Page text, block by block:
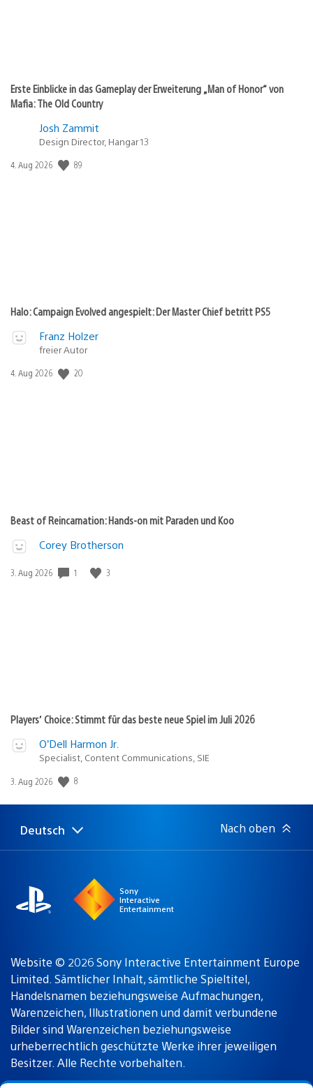
Erste Einblicke in das Gameplay der Erweiterung „Man of Honor“ von
Mafia: The Old Country
Josh Zammit
Design Director, Hangar 13
Veröffentlichungsdatum:
4. Aug 2026 89
Halo: Campaign Evolved angespielt: Der Master Chief betritt PS5
Franz Holzer
freier Autor
Veröffentlichungsdatum:
4. Aug 2026 20
Beast of Reincarnation: Hands-on mit Paraden und Koo
Corey Brotherson
Veröffentlichungsdatum:
3. Aug 2026 1 3
Players’ Choice: Stimmt für das beste neue Spiel im Juli 2026
O’Dell Harmon Jr.
Specialist, Content Communications, SIE
Veröffentlichungsdatum:
3. Aug 2026 8
Select
Aktuelle
Deutsch Nach oben
Sony
Interactive
Entertainment
Website © 2026 Sony Interactive Entertainment Europe
Limited. Sämtlicher Inhalt, sämtliche Spieltitel,
Handelsnamen beziehungsweise Aufmachungen,
Warenzeichen, Illustrationen und damit verbundene
Bilder sind Warenzeichen beziehungsweise
urheberrechtlich geschützte Werke ihrer jeweiligen
Besitzer. Alle Rechte vorbehalten.